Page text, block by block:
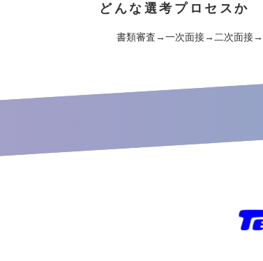
どんな選考プロセスか
書類審査→一次面接→二次面接→